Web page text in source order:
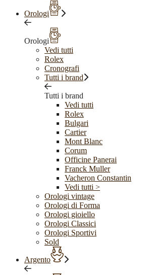
Orologi
Orologi
Vedi tutti
Rolex
Cronografi
Tutti i brand
Tutti i brand
Vedi tutti
Rolex
Bulgari
Cartier
Mont Blanc
Corum
Officine Panerai
Franck Muller
Vacheron Constantin
Vedi tutti >
Orologi vintage
Orologi di Forma
Orologi gioiello
Orologi Classici
Orologi Sportivi
Sold
Argento